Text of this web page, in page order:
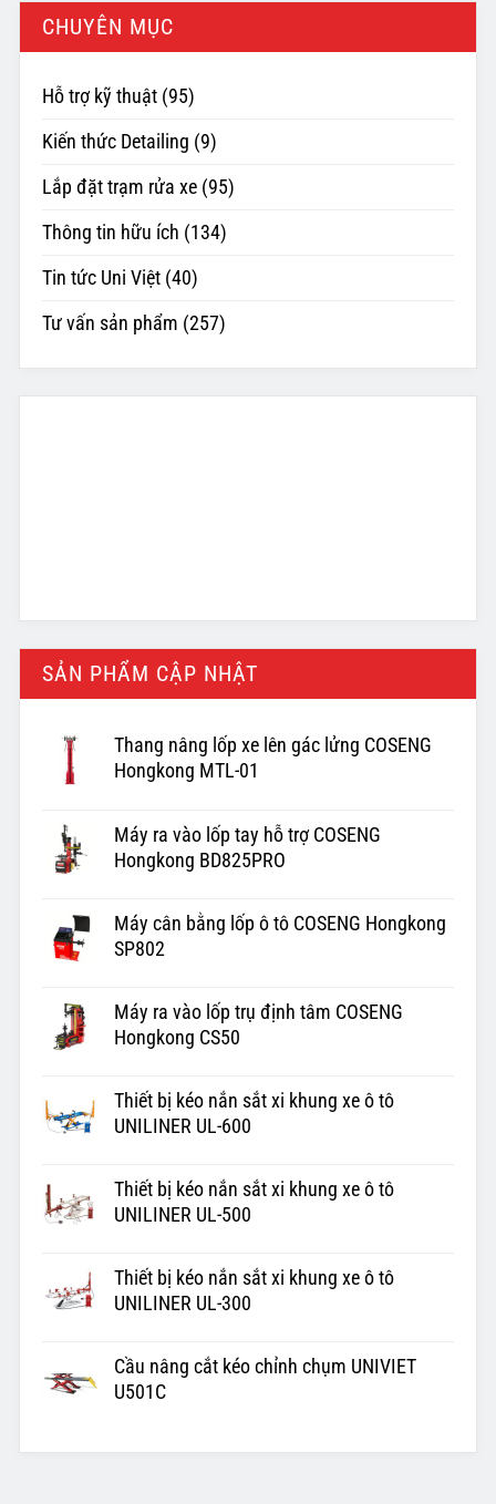
CHUYÊN MỤC
Hỗ trợ kỹ thuật (95)
Kiến thức Detailing (9)
Lắp đặt trạm rửa xe (95)
Thông tin hữu ích (134)
Tin tức Uni Việt (40)
Tư vấn sản phẩm (257)
SẢN PHẨM CẬP NHẬT
Thang nâng lốp xe lên gác lửng COSENG
Hongkong MTL-01
Máy ra vào lốp tay hỗ trợ COSENG
Hongkong BD825PRO
Máy cân bằng lốp ô tô COSENG Hongkong
SP802
Máy ra vào lốp trụ định tâm COSENG
Hongkong CS50
Thiết bị kéo nắn sắt xi khung xe ô tô
UNILINER UL-600
Thiết bị kéo nắn sắt xi khung xe ô tô
UNILINER UL-500
Thiết bị kéo nắn sắt xi khung xe ô tô
UNILINER UL-300
Cầu nâng cắt kéo chỉnh chụm UNIVIET
U501C